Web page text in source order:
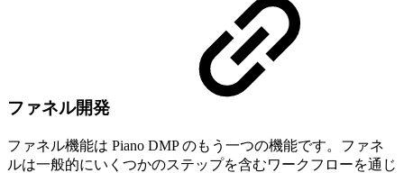
ファネル開発
ファネル機能は Piano DMP のもう一つの機能です。ファネ
ルは一般的にいくつかのステップを含むワークフローを通じ